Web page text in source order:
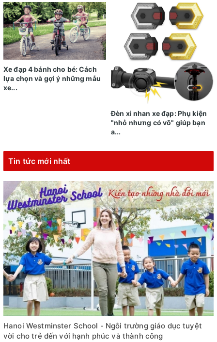
Xe đạp 4 bánh cho bé: Cách
lựa chọn và gợi ý những mẫu
xe...
Đèn xi nhan xe đạp: Phụ kiện
"nhỏ nhưng có võ" giúp bạn
a...
Tin tức mới nhất
Hanoi Westminster School - Ngôi trường giáo dục tuyệt
vời cho trẻ đến với hạnh phúc và thành công